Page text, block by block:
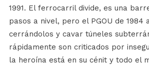
1991. El ferrocarril divide, es una
pasos a nivel, pero el PGOU de 1984
cerrándolos y cavar túneles
rápidamente son criticados por
la heroína está en su cénit y todo el